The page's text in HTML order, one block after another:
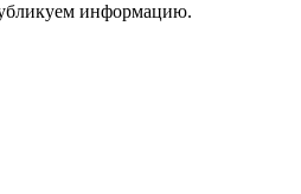
информацию.